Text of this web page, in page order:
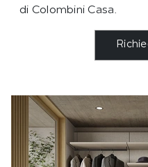
di Colombini Casa.